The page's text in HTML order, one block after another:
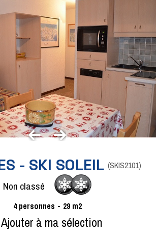
- SKI SOLEIL (SKIS2101)
Non classé
4 personnes 29 m2
Ajouter à ma sélection